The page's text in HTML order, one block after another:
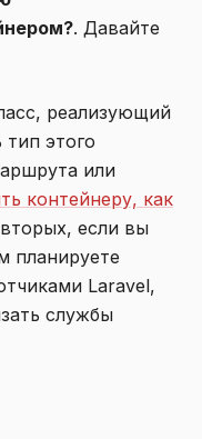
. Давайте
реализующий
этого
или
контейнеру, как
если вы
планируете
Laravel,
службы